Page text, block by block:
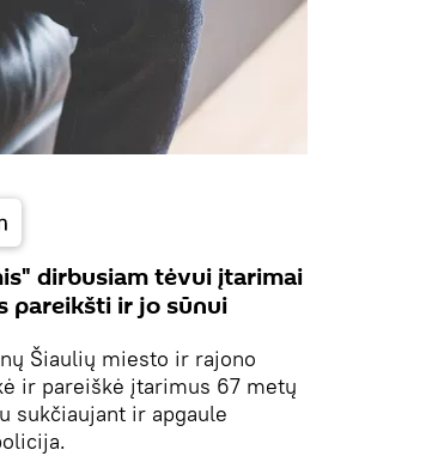
dirbusiam tėvui įtarimai
pareikšti ir jo sūnui
Šiaulių miesto ir rajono
ir pareiškė įtarimus 67 metų
sukčiaujant ir apgaule